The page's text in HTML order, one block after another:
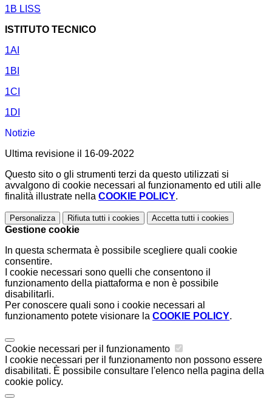
1B LISS
ISTITUTO TECNICO
1AI
1BI
1CI
1DI
Notizie
Ultima revisione il 16-09-2022
Questo sito o gli strumenti terzi da questo utilizzati si
avvalgono di cookie necessari al funzionamento ed utili alle
finalità illustrate nella COOKIE POLICY.
Personalizza Rifiuta tutti i cookies Accetta tutti i cookies
Gestione cookie
In questa schermata è possibile scegliere quali cookie
consentire.
I cookie necessari sono quelli che consentono il
funzionamento della piattaforma e non è possibile
disabilitarli.
Per conoscere quali sono i cookie necessari al
funzionamento potete visionare la COOKIE POLICY.
Cookie necessari per il funzionamento
I cookie necessari per il funzionamento non possono essere
disabilitati. È possibile consultare l'elenco nella pagina della
cookie policy.